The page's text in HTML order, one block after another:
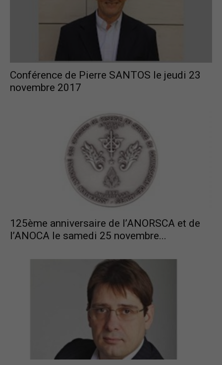
Conférence de Pierre SANTOS le jeudi 23
novembre 2017
125ème anniversaire de l’ANORSCA et de
l’ANOCA le samedi 25 novembre...